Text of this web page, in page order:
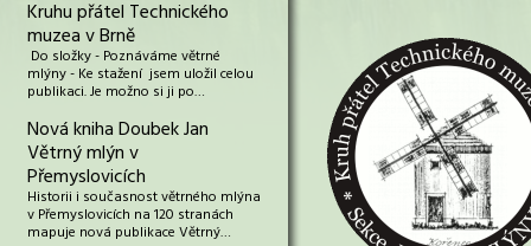
Kruhu přátel Technického
muzea v Brně
Do složky - Poznáváme větrné
mlýny - Ke stažení jsem uložil celou
publikaci. Je možno si ji po…
Nová kniha Doubek Jan
Větrný mlýn v
Přemyslovicích
Historii i současnost větrného mlýna
v Přemyslovicích na 120 stranách
mapuje nová publikace Větrný…